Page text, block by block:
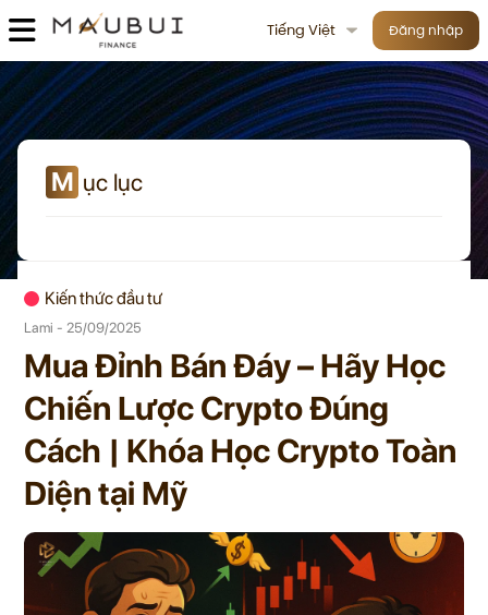
Tiếng Việt Đăng nhập
M ục lục
Kiến thức đầu tư
Lami - 25/09/2025
Mua Đỉnh Bán Đáy – Hãy Học
Chiến Lược Crypto Đúng
Cách | Khóa Học Crypto Toàn
Diện tại Mỹ